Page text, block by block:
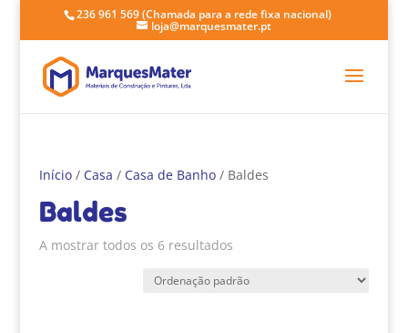
236 961 569(Chamada para a rede fixa nacional)
loja@marquesmater.pt
Início/ Casa / Casa de Banho/ Baldes
Baldes
A mostrar todos os 6 resultados